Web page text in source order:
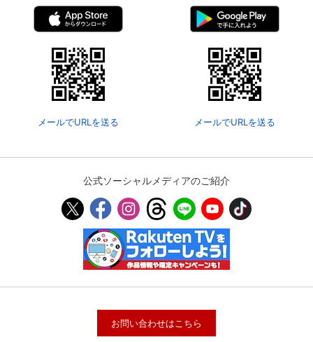
メールでURLを送る メールでURLを送る
公式ソーシャルメディアのご紹介
お問い合わせはこちら